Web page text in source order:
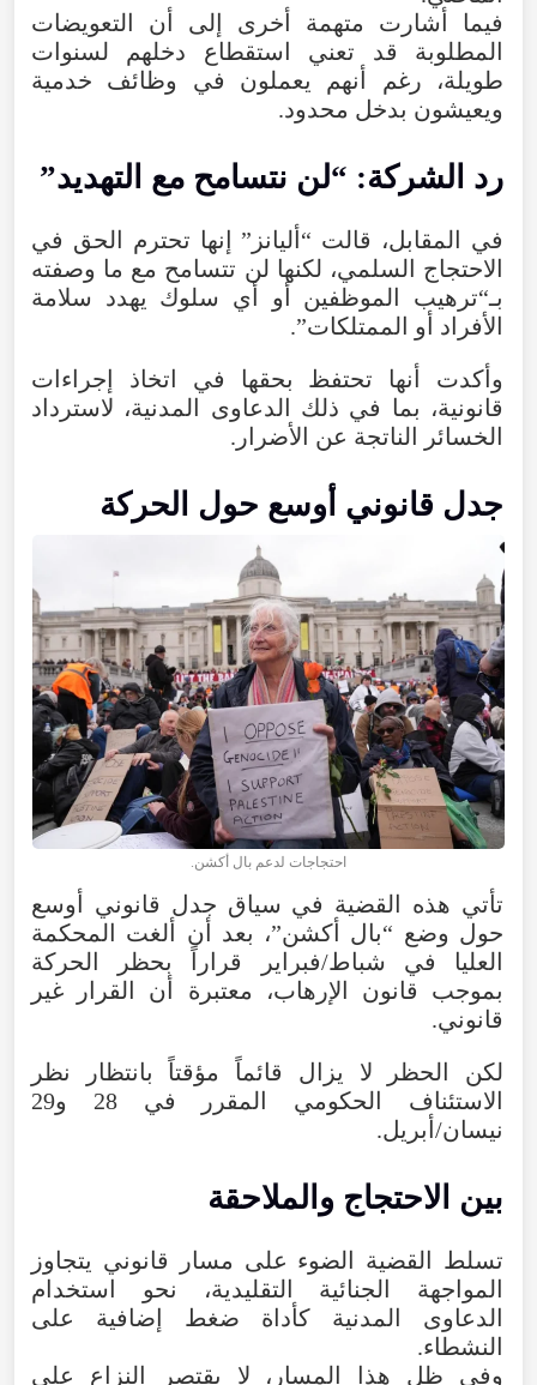
فيما
أشارت متهمة أخرى إلى أن
التعويضات
المطلوبة
قد تعني استقطاع دخلهم
لسنوات
طويلة، رغم أنهم يعملون في وظائف
خدمية
ويعيشون بدخل محدود.
رد الشركة: “لن نتسامح مع التهديد”
في المقابل، قالت “أليانز ” إنها تحترم الحق في
الاحتجاج السلمي، لكنها لن تتسامح مع ما وصفته
بـ“ترهيب
الموظفين أو أي سلوك يهدد
سلامة
الأفراد أو الممتلكات”.
وأكدت
أنها تحتفظ بحقها في اتخاذ
إجراءات
قانونية، بما في ذلك الدعاوى المدنية، لاسترداد
الخسائر الناتجة عن الأضرار .
جدل قانوني أوسع حول الحركة
احتجاجات لدعم بال أكشن.
تأتي هذه القضية في سياق جدل قانوني
أوسع
حول وضع “بال أكشن”، بعد أن ألغت
المحكمة
العليا في شباط/فبراير قراراً بحظر
الحركة
بموجب
قانون الإرهاب، معتبرة أن القرار
غير
قانوني.
لكن
الحظر لا يزال قائماً مؤقتاً بانتظار
نظر
الاستئناف
الحكومي المقرر في 28
و29
نيسان/أبريل.
بين الاحتجاج والملاحقة
تسلط القضية الضوء على مسار قانوني يتجاوز
المواجهة
الجنائية التقليدية، نحو
استخدام
الدعاوى
المدنية كأداة ضغط إضافية
على
النشطاء.
وفي
ظل هذا المسار ، لا يقتصر النزاع على